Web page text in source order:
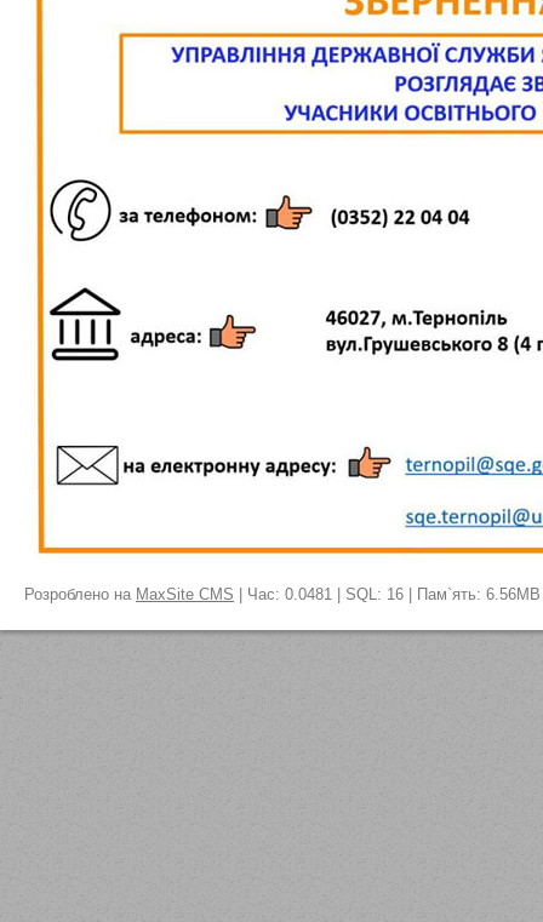
Розроблено на MaxSite CMS | Час: 0.0481 | SQL: 16 | Пам`ять: 6.56MB